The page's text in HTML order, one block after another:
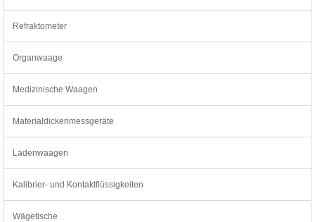
Refraktometer
Organwaage
Medizinische Waagen
Materialdickenmessgeräte
Ladenwaagen
Kalibrier- und Kontaktflüssigkeiten
Wägetische